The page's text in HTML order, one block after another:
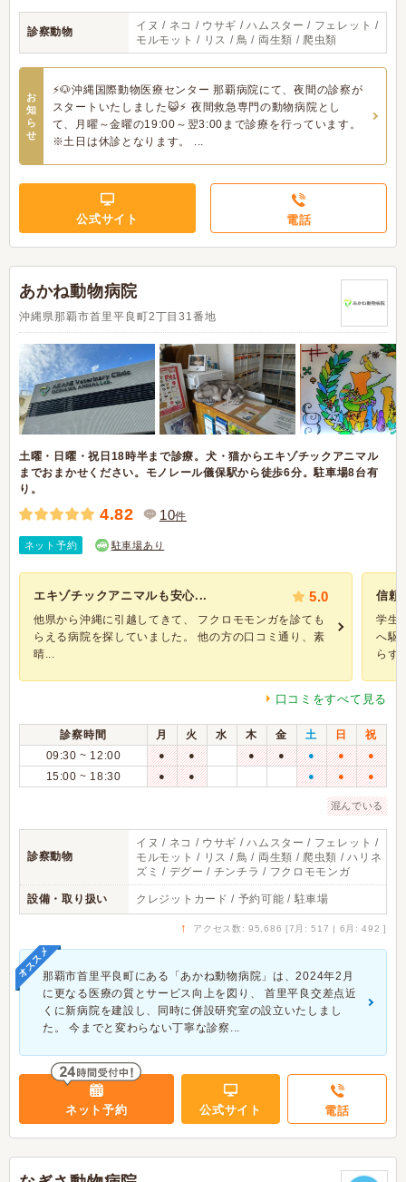
診察動物
イヌ / ネコ / ウサギ / ハムスター / フェレット /
モルモット / リス / 鳥 / 両生類 / 爬虫類
お
知
ら
せ
⚡🐶沖縄国際動物医療センター 那覇病院にて、夜間の診察が
スタートいたしました😺⚡ 夜間救急専門の動物病院とし
て、月曜～金曜の19:00～翌3:00まで診療を行っています。
※土日は休診となります。 ...
公式サイト 電話
あかね動物病院
沖縄県那覇市首里平良町2丁目31番地
土曜・日曜・祝日18時半まで診療。犬・猫からエキゾチックアニマル
までおまかせください。モノレール儀保駅から徒歩6分。駐車場8台有
り。
4.82 10件
ネット予約 駐車場あり
エキゾチックアニマルも安心... 5.0
他県から沖縄に引越してきて、 フクロモモンガを診ても
らえる病院を探していました。 他の方の口コミ通り、素
晴...
信頼
学生
へ駆
らず
口コミをすべて見る
診察時間 月 火 水 木 金 土 日
祝
09:30 ~ 12:00
● ● ● ● ● ● ●
15:00 ~ 18:30 ● ● ● ● ●
混んでいる
診察動物
イヌ / ネコ / ウサギ / ハムスター / フェレット /
モルモット / リス / 鳥 / 両生類 / 爬虫類 / ハリネ
ズミ / デグー / チンチラ / フクロモモンガ
設備・取り扱い クレジットカード / 予約可能 / 駐車場
↑ アクセス数: 95,686 [7月: 517 | 6月: 492 ]
オススメ那覇市首里平良町にある「あかね動物病院」は、2024年2月
に更なる医療の質とサービス向上を図り、 首里平良交差点近
くに新病院を建設し、同時に併設研究室の設立いたしまし
た。 今までと変わらない丁寧な診察...
ネット予約 公式サイト 電話